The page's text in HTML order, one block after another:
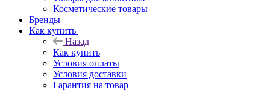
Косметические товары
Бренды
Как купить
Назад
Как купить
Условия оплаты
Условия доставки
Гарантия на товар